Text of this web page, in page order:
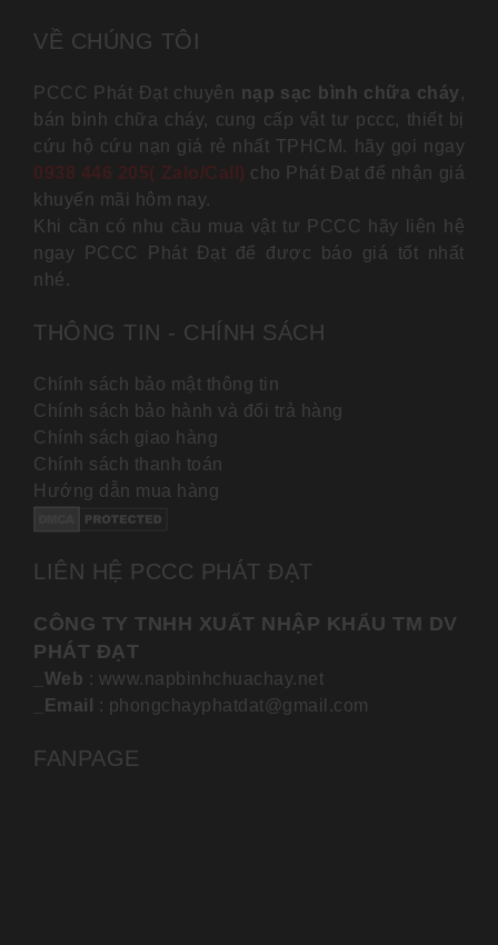
VỀ CHÚNG TÔI
PCCC Phát Đạt chuyên nạp sạc bình chữa cháy ,
bán bình chữa cháy, cung cấp vật tư pccc, thiết bị
cứu hộ cứu nạn giá rẻ nhất TPHCM. hãy gọi ngay
0938 446 205( Zalo/Call) cho Phát Đạt để nhận giá
khuyến mãi hôm nay.
Khi cần có nhu cầu mua vật tư PCCC hãy liên hệ
ngay PCCC Phát Đạt để được báo giá tốt nhất
nhé.
THÔNG TIN - CHÍNH SÁCH
Chính sách bảo mật thông tin
Chính sách bảo hành và đổi trả hàng
Chính sách giao hàng
Chính sách thanh toán
Hướng dẫn mua hàng
LIÊN HỆ PCCC PHÁT ĐẠT
CÔNG TY TNHH XUẤT NHẬP KHẨU TM DV
PHÁT ĐẠT
_Web : www.napbinhchuachay.net
_Email
: phongchayphatdat@gmail.com
FANPAGE